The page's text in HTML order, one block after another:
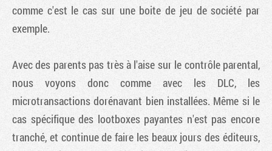
comme c'est le cas sur une boite de jeu de société par
exemple.
Avec des parents pas très à l'aise sur le contrôle parental,
nous voyons donc comme avec les DLC, les
microtransactions dorénavant bien installées. Même si le
cas spécifique des lootboxes payantes n'est pas encore
tranché, et continue de faire les beaux jours des éditeurs,